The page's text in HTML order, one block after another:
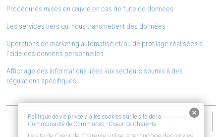
Procédures mises en œuvre en cas de fuite de données
Les services tiers qui nous transmettent des données
Opérations de marketing automatisé et/ou de profilage réalisées à
l’aide des données personnelles
Affichage des informations liées aux secteurs soumis à des
régulations spécifiques
2015-2026 © Coeur de Charente | Vivre, entreprendre et
découvrir
Politique de vie privée via les cookies sur le site de la
Communauté de Communes - Coeur de Charente